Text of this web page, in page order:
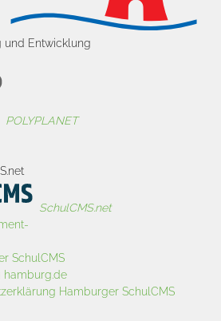
und Entwicklung
POLYPLANET
SchulCMS.net
SchulCMS
hamburg.de
Hamburger SchulCMS